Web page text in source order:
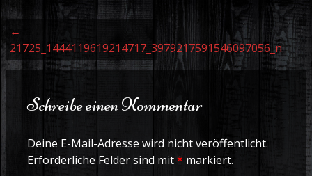
Beitrags Navigation
←
21725_1444119619214717_3979217591546097056_n
Schreibe einen Kommentar
Deine E-Mail-Adresse wird nicht veröffentlicht.
Erforderliche Felder sind mit* markiert.